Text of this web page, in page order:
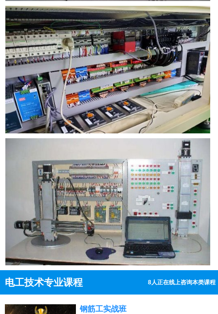
电工技术专业课程 8人正在线上咨询本类课程
点击免费咨询电话：13807313137
钢筋工实战班